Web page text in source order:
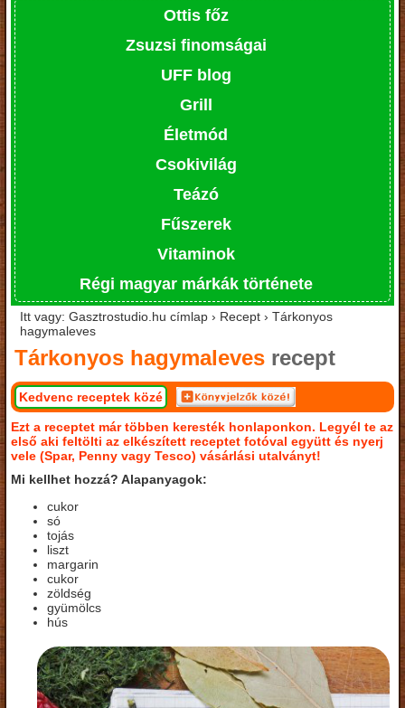
Ottis főz
Zsuzsi finomságai
UFF blog
Grill
Életmód
Csokivilág
Teázó
Fűszerek
Vitaminok
Régi magyar márkák története
Itt vagy: Gasztrostudio.hu címlap › Recept › Tárkonyos
hagymaleves
Tárkonyos hagymaleves recept
Kedvenc receptek közé
Ezt a receptet már többen keresték honlaponkon. Legyél te az
első aki feltölti az elkészített receptet fotóval együtt és nyerj
vele (Spar, Penny vagy Tesco) vásárlási utalványt!
Mi kellhet hozzá? Alapanyagok:
cukor
só
tojás
liszt
margarin
cukor
zöldség
gyümölcs
hús